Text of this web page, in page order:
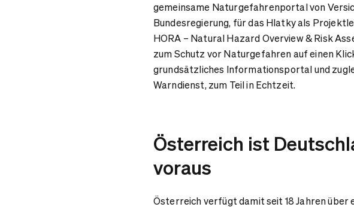
gemeinsame Naturgefahrenportal von
Bundesregierung, für das Hlatky als
HORA – Natural Hazard Overview & Risk
zum Schutz vor Naturgefahren auf einen
grundsätzliches Informationsportal und
Warndienst, zum Teil in Echtzeit.
Österreich ist
voraus
Österreich verfügt damit seit 18 Jahren über